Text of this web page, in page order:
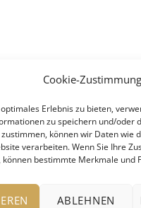
Cookie-
Erlebnis zu bieten,
zu speichern und/oder
können wir Daten wie
verarbeiten. Wenn Sie Ihre
können bestimmte Merkmale und
ABLEHNEN
lebendigen
Dezember einen
laden euch herzlich
mit heißem